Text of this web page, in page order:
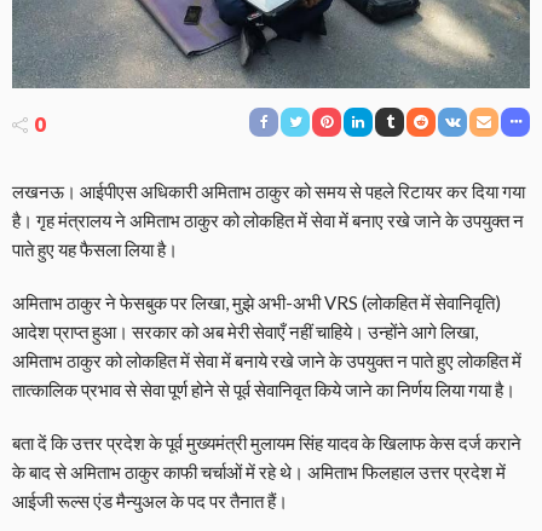
0
लखनऊ। आईपीएस अधिकारी अमिताभ ठाकुर को समय से पहले रिटायर कर दिया गया
है। गृह मंत्रालय ने अमिताभ ठाकुर को लोकहित में सेवा में बनाए रखे जाने के उपयुक्त न
पाते हुए यह फैसला लिया है।
अमिताभ ठाकुर ने फेसबुक पर लिखा, मुझे अभी-अभी VRS (लोकहित में सेवानिवृति)
आदेश प्राप्त हुआ। सरकार को अब मेरी सेवाएँ नहीं चाहिये। उन्होंने आगे लिखा,
अमिताभ ठाकुर को लोकहित में सेवा में बनाये रखे जाने के उपयुक्त न पाते हुए लोकहित में
तात्कालिक प्रभाव से सेवा पूर्ण होने से पूर्व सेवानिवृत किये जाने का निर्णय लिया गया है।
बता दें कि उत्तर प्रदेश के पूर्व मुख्यमंत्री मुलायम सिंह यादव के खिलाफ केस दर्ज कराने
के बाद से अमिताभ ठाकुर काफी चर्चाओं में रहे थे। अमिताभ फिलहाल उत्तर प्रदेश में
आईजी रूल्स एंड मैन्युअल के पद पर तैनात हैं।